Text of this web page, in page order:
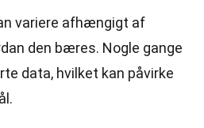
variere afhængigt af
den bæres. Nogle gange
data, hvilket kan påvirke